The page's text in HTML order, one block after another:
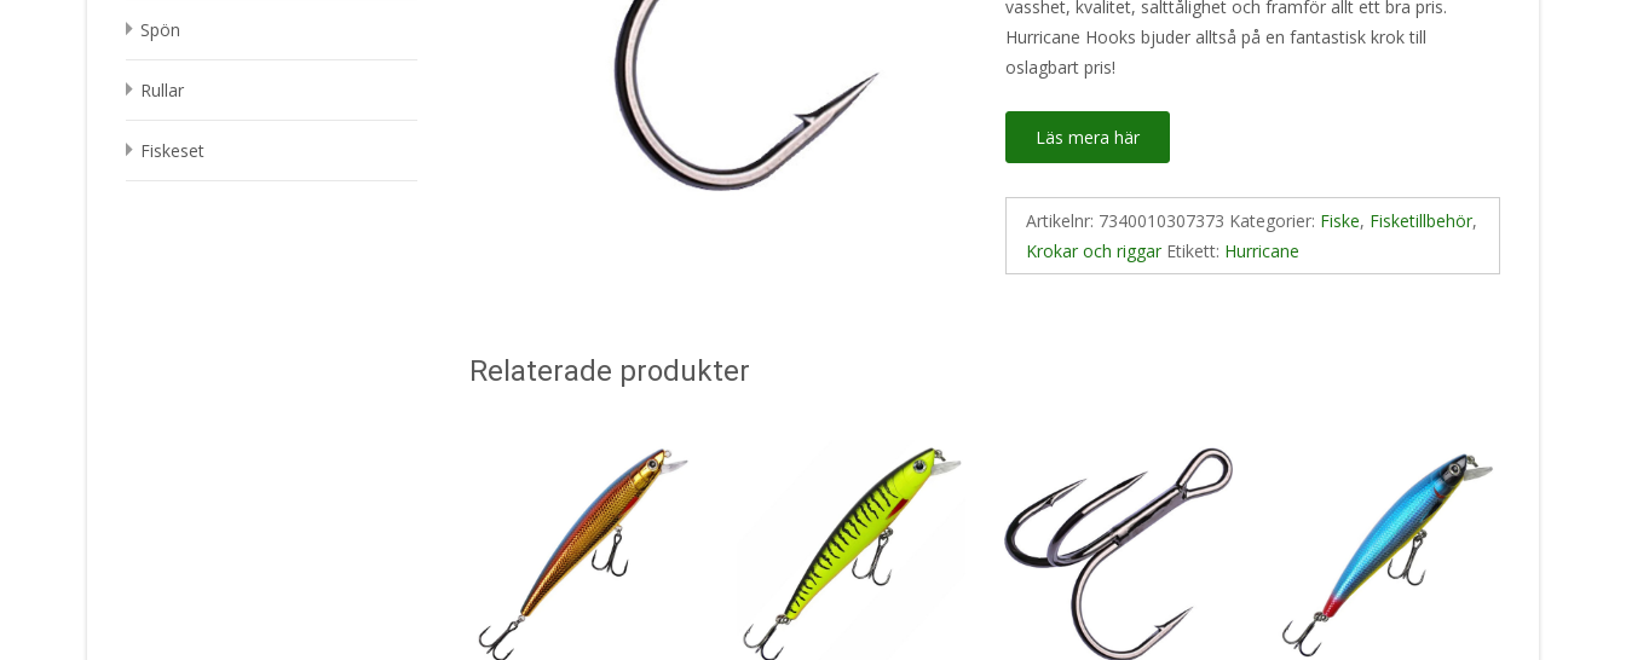
vasshet, kvalitet, salttålighet och framför allt ett bra pris.
Hurricane Hooks bjuder alltså på en fantastisk krok till
oslagbart pris!
Läs mera här
Artikelnr: 7340010307373 Kategorier: Fiske, Fisketillbehör,
Krokar och riggar Etikett: Hurricane
Relaterade produkter
Spön
Rullar
Fiskeset